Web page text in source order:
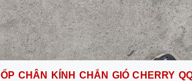
ỐP CHÂN KÍNH CHẮN GIÓ CHERRY